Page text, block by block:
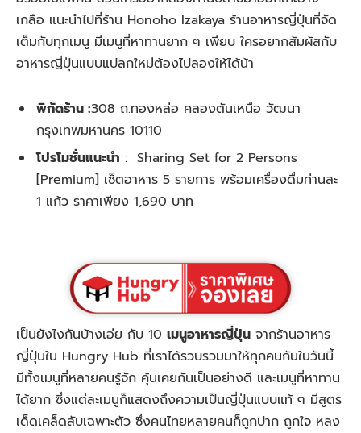
เกลือ แนะนำไปที่ร้าน Honoho Izakaya ร้านอาหารญี่ปุ่นที่จัด
เต็มกับทุกเมนู มีเมนูที่หาทานยาก ๆ เพียบ ใครอยากสัมผัสกับ
อาหารญี่ปุ่นแบบแปลกใหม่ต้องไปลองให้ได้น้า
พิกัดร้าน :308 ถ.ทองหล่อ คลองตันเหนือ วัฒนา
กรุงเทพมหานคร 10110
โปรโมชั่นแนะนำ : Sharing Set for 2 Persons
[Premium] เซ็ตอาหาร 5 รายการ พร้อมเครื่องดื่มท่านละ
1 แก้ว ราคาเพียง 1,690 บาท
เป็นยังไงกันบ้างเอ่ย กับ 10 เมนูอาหารญี่ปุ่น จากร้านอาหาร
ญี่ปุ่นใน Hungry Hub ที่เราได้รวบรวมมาให้ทุกคนกันในวันนี้
มีทั้งเมนูที่หลายคนรู้จัก คุ้นเคยกันเป็นอย่างดี และเมนูที่หาทาน
ได้ยาก ซึ่งแต่ละเมนูก็แสดงถึงความเป็นญี่ปุ่นแบบแท้ ๆ มีสูตร
เด็ดเคล็ดลับเฉพาะตัว ซึ่งคนไทยหลายคนก็ถูกปาก ถูกใจ หลง